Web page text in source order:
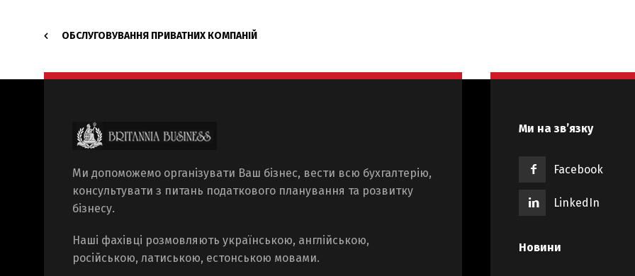
ОБСЛУГОВУВАННЯ ПРИВАТНИХ КОМПАНІЙ
Ми допоможемо організувати Ваш бізнес, вести всю бухгалтерію,
консультувати з питань податкового планування та розвитку
бізнесу.
Наші фахівці розмовляють українською, англійською,
російською, латиською, естонською мовами.
Ми на зв’язку
Facebook
LinkedIn
Новини